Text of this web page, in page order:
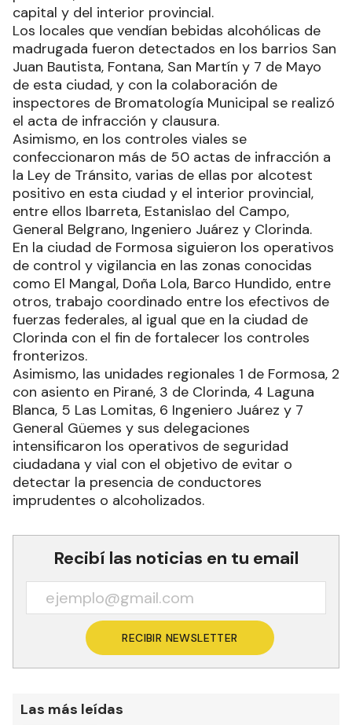
capital y del interior provincial.
Los locales que vendían bebidas alcohólicas de
madrugada fueron detectados en los barrios San
Juan Bautista, Fontana, San Martín y 7 de Mayo
de esta ciudad, y con la colaboración de
inspectores de Bromatología Municipal se realizó
el acta de infracción y clausura.
Asimismo, en los controles viales se
confeccionaron más de 50 actas de infracción a
la Ley de Tránsito, varias de ellas por alcotest
positivo en esta ciudad y el interior provincial,
entre ellos Ibarreta, Estanislao del Campo,
General Belgrano, Ingeniero Juárez y Clorinda.
En la ciudad de Formosa siguieron los operativos
de control y vigilancia en las zonas conocidas
como El Mangal, Doña Lola, Barco Hundido, entre
otros, trabajo coordinado entre los efectivos de
fuerzas federales, al igual que en la ciudad de
Clorinda con el fin de fortalecer los controles
fronterizos.
Asimismo, las unidades regionales 1 de Formosa, 2
con asiento en Pirané, 3 de Clorinda, 4 Laguna
Blanca, 5 Las Lomitas, 6 Ingeniero Juárez y 7
General Güemes y sus delegaciones
intensificaron los operativos de seguridad
ciudadana y vial con el objetivo de evitar o
detectar la presencia de conductores
imprudentes o alcoholizados.
Recibí las noticias en tu email
RECIBIR NEWSLETTER
Las más leídas